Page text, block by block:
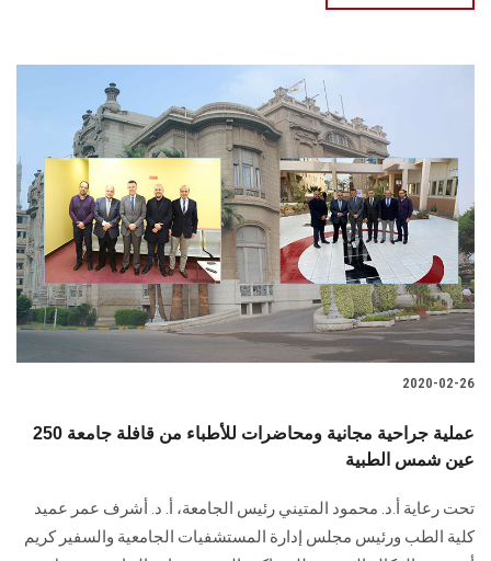
2020-02-26
250 عملية جراحية مجانية ومحاضرات للأطباء من قافلة جامعة
عين شمس الطبية
تحت رعاية أ.د. محمود المتيني رئيس الجامعة، أ. د. أشرف عمر عميد
كلية الطب ورئيس مجلس إدارة المستشفيات الجامعية والسفير كريم